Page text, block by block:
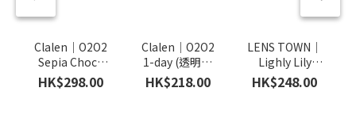
Clalen｜O2O2
Sepia Choco
EX (日拋)
HK$298.00
Clalen｜O2O2
1-day (透明日
拋)
HK$218.00
LENS TOWN｜
Lighly Lily
Pink 百合粉 (日
拋)
HK$248.00